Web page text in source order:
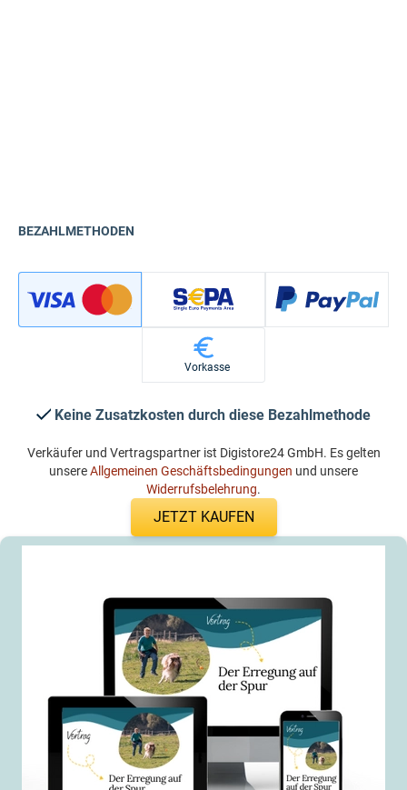
BEZAHLMETHODEN
Vorkasse
Keine Zusatzkosten durch diese Bezahlmethode
Verkäufer und Vertragspartner ist Digistore24 GmbH. Es gelten
unsereAllgemeinen Geschäftsbedingungen und unsere
Widerrufsbelehrung.
JETZT KAUFEN